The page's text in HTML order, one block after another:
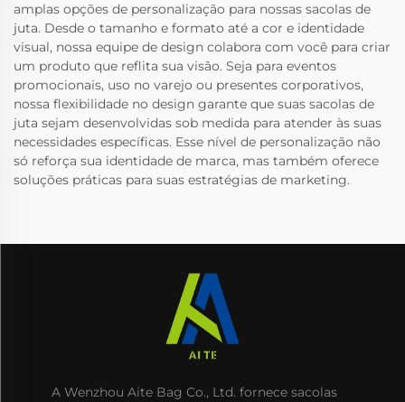
amplas opções de personalização para nossas sacolas de
juta. Desde o tamanho e formato até a cor e identidade
visual, nossa equipe de design colabora com você para criar
um produto que reflita sua visão. Seja para eventos
promocionais, uso no varejo ou presentes corporativos,
nossa flexibilidade no design garante que suas sacolas de
juta sejam desenvolvidas sob medida para atender às suas
necessidades específicas. Esse nível de personalização não
só reforça sua identidade de marca, mas também oferece
soluções práticas para suas estratégias de marketing.
A Wenzhou Aite Bag Co., Ltd. fornece sacolas